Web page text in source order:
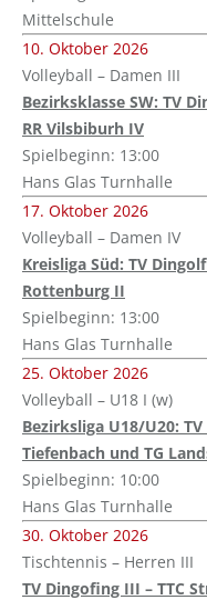
Mittelschule
10. Oktober 2026
Volleyball – Damen III
Bezirksklasse SW: TV
RR Vilsbiburh IV
Spielbeginn: 13:00
Hans Glas Turnhalle
17. Oktober 2026
Volleyball – Damen IV
Kreisliga Süd: TV
Rottenburg II
Spielbeginn: 13:00
Hans Glas Turnhalle
25. Oktober 2026
Volleyball – U18 I (w)
Bezirksliga U18/U20:
Tiefenbach und TG
Spielbeginn: 10:00
Hans Glas Turnhalle
30. Oktober 2026
Tischtennis – Herren III
TV Dingofing III – TTC